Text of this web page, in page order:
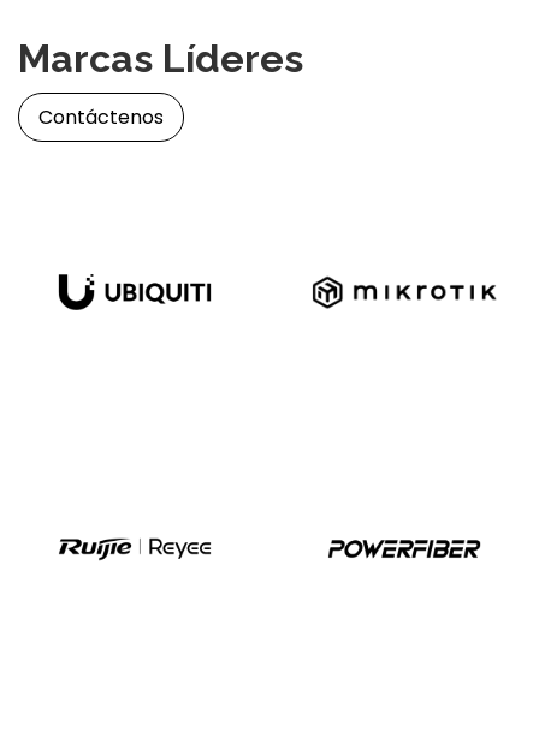
Marcas Líderes
Contáctenos